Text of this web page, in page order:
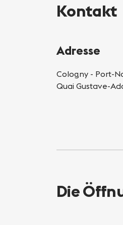
Kontakt
Adresse
Cologny - Port-
Quai Gustave-
Die